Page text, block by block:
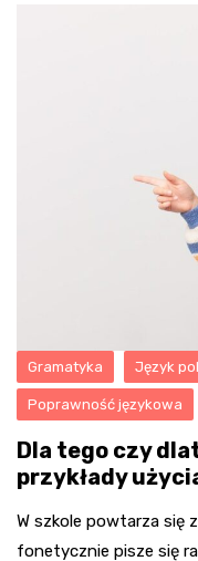
Gramatyka Język
Poprawność językowa
Dla tego czy
przykłady
W szkole powtarza się
fonetycznie pisze się